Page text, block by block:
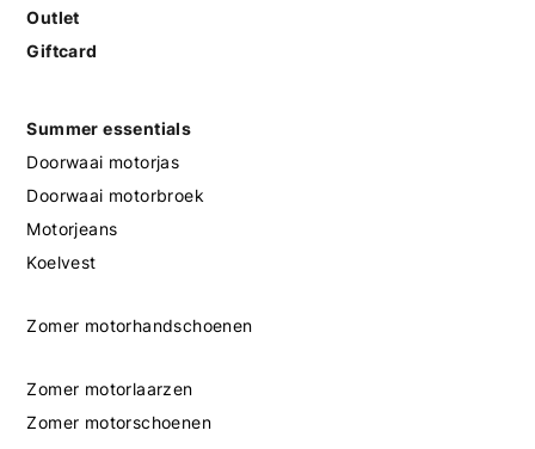
Outlet
Giftcard
Summer essentials
Doorwaai motorjas
Doorwaai motorbroek
Motorjeans
Koelvest
Zomer motorhandschoenen
Zomer motorlaarzen
Zomer motorschoenen